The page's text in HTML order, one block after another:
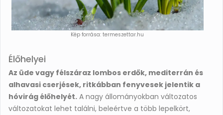
Kép forrása: termeszettar.hu
Élőhelyei
Az üde vagy félszáraz lombos erdők, mediterrán és
alhavasi cserjések, ritkábban fenyvesek jelentik a
hóvirág élőhelyét. A nagy állományokban változatos
változatokat lehet találni, beleértve a több lepelkört,